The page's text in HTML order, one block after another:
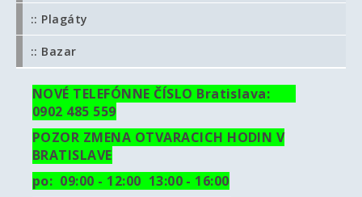
:: Plagáty
:: Bazar
NOVÉ TELEFÓNNE ČÍSLO Bratislava:
0902 485 559
POZOR ZMENA OTVARACICH HODIN V
BRATISLAVE
po: 09:00 - 12:00 13:00 - 16:00